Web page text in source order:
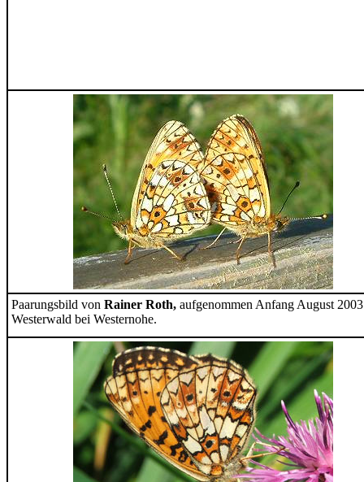
Paarungsbild von Rainer Roth, aufgenommen Anfang August
Westerwald bei Westernohe.